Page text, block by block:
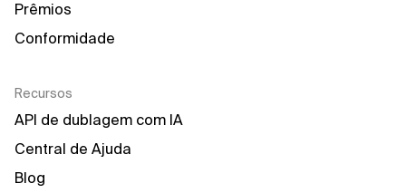
Prêmios
Conformidade
Recursos
API de dublagem com IA
Central de Ajuda
Blog